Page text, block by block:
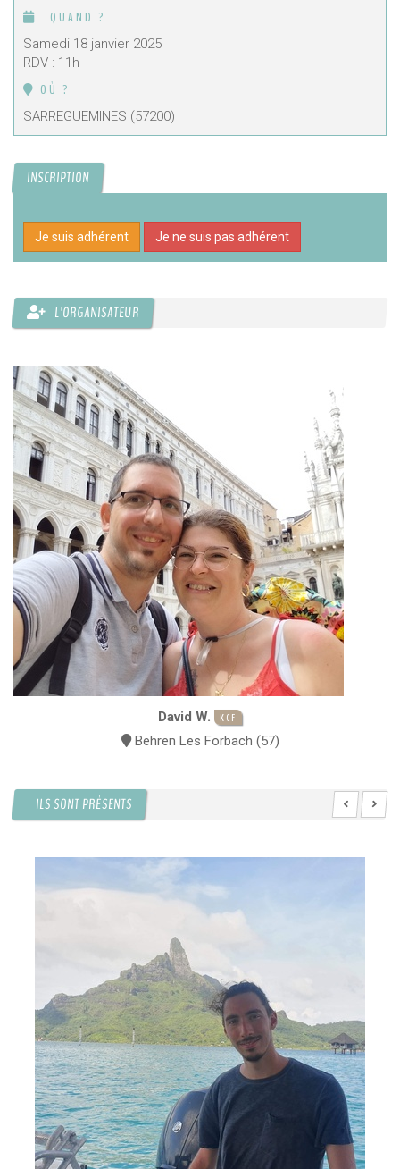
QUAND ?
Samedi 18 janvier 2025
RDV : 11h
OÙ ?
SARREGUEMINES (57200)
INSCRIPTION
Je suis adhérent Je ne suis pas adhérent
L'ORGANISATEUR
David W. KCF
Behren Les Forbach (57)
ILS SONT PRÉSENTS